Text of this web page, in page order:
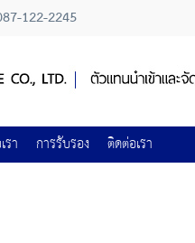
122-2245
รา การรับรอง ติดต่อเรา